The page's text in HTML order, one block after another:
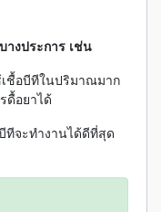
างประการ เช่น
ชื้อบีทีในปริมาณมาก
ดื้อยาได้
ทีจะทำงานได้ดีที่สุด